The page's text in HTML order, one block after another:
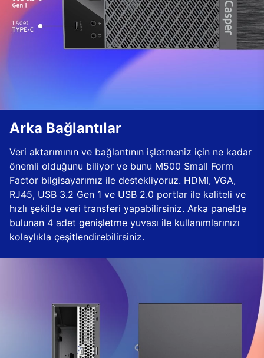
Arka Bağlantılar
Veri aktarımının ve bağlantının işletmeniz için ne kadar
önemli olduğunu biliyor ve bunu M500 Small Form
Factor bilgisayarımız ile destekliyoruz. HDMI, VGA,
RJ45, USB 3.2 Gen 1 ve USB 2.0 portlar ile kaliteli ve
hızlı şekilde veri transferi yapabilirsiniz. Arka panelde
bulunan 4 adet genişletme yuvası ile kullanımlarınızı
kolaylıkla çeşitlendirebilirsiniz.